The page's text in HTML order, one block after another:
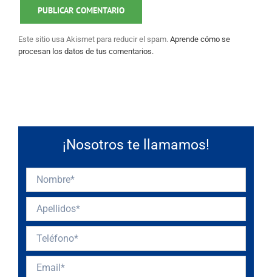
Este sitio usa Akismet para reducir el spam. Aprende cómo se
procesan los datos de tus comentarios.
¡Nosotros te llamamos!